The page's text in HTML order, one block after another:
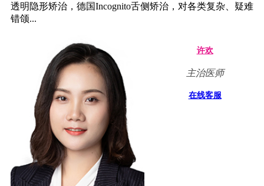
透明隐形矫治，德国Incognito舌侧矫治，对各类复杂、疑难
错颌...
许欢
主治医师
在线客服